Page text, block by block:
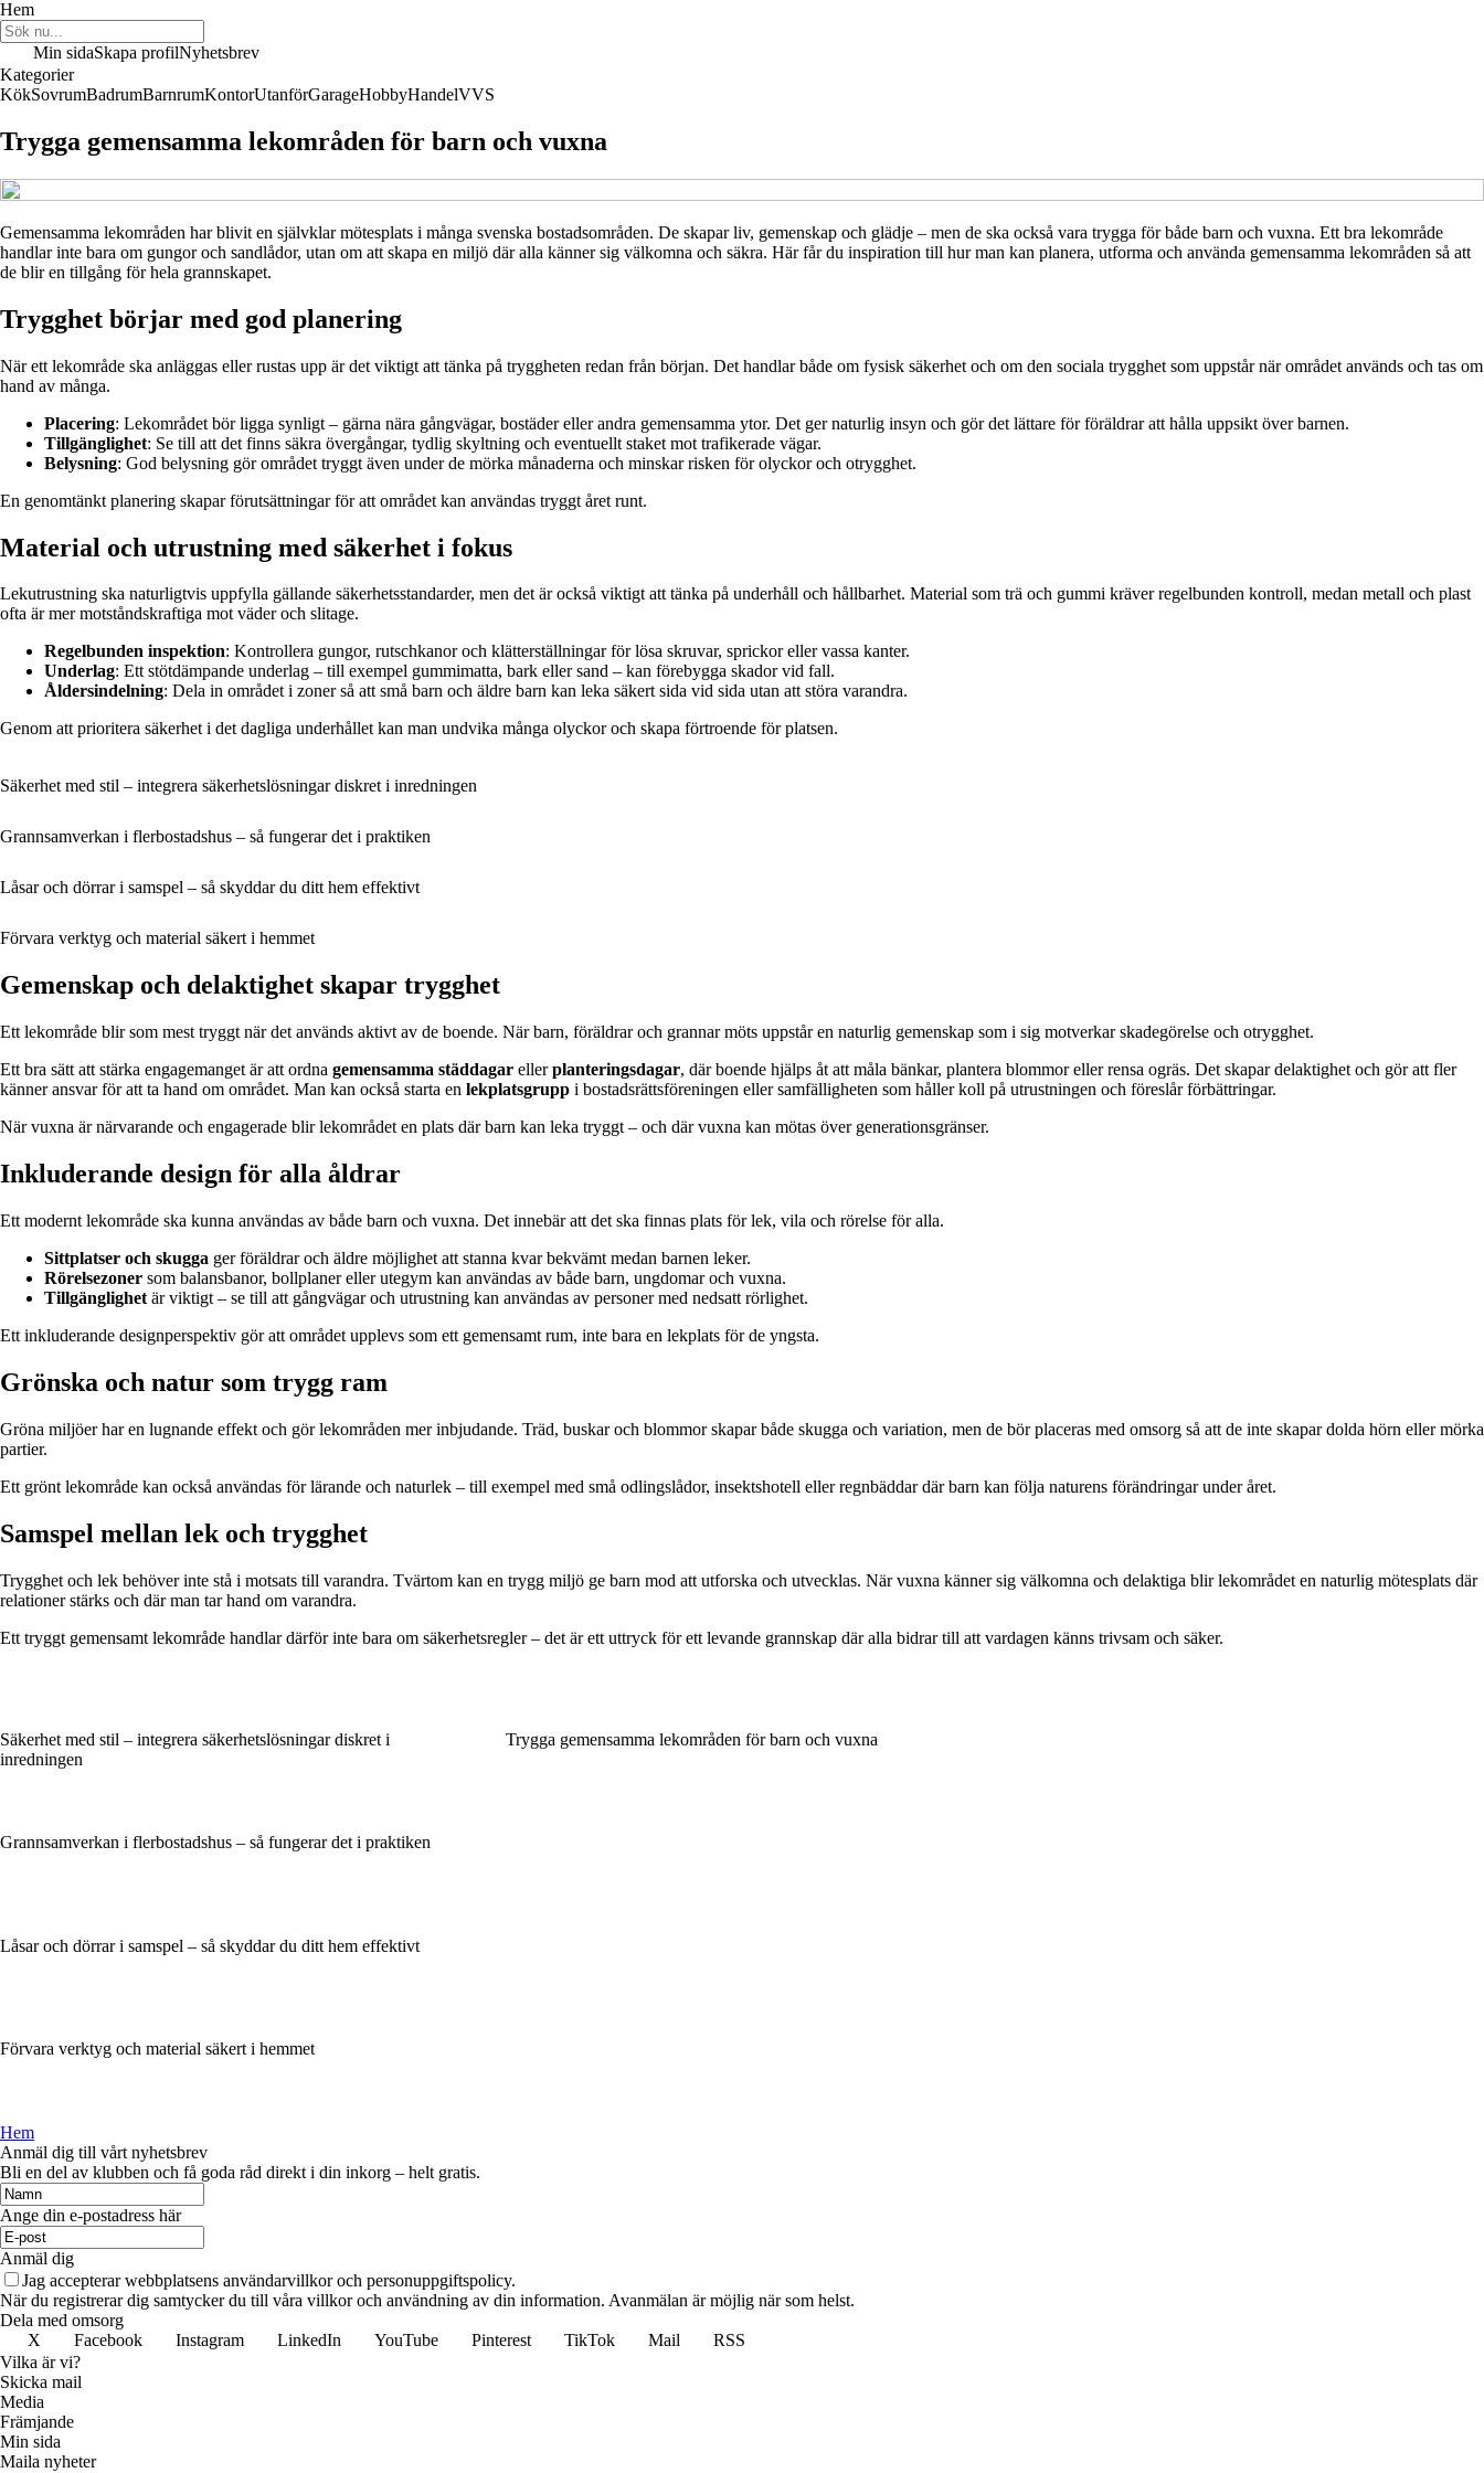
Hem
Min sidaSkapa profilNyhetsbrev
Kategorier
KökSovrumBadrumBarnrumKontorUtanförGarageHobbyHandelVVS
Trygga gemensamma lekområden för barn och vuxna
Gemensamma lekområden har blivit en självklar mötesplats i många svenska bostadsområden. De skapar liv, gemenskap och glädje – men de ska också vara trygga för både barn och vuxna. Ett bra lekområde
handlar inte bara om gungor och sandlådor, utan om att skapa en miljö där alla känner sig välkomna och säkra. Här får du inspiration till hur man kan planera, utforma och använda gemensamma lekområden så att
de blir en tillgång för hela grannskapet.
Trygghet börjar med god planering
När ett lekområde ska anläggas eller rustas upp är det viktigt att tänka på tryggheten redan från början. Det handlar både om fysisk säkerhet och om den sociala trygghet som uppstår när området används och tas om
hand av många.
Placering: Lekområdet bör ligga synligt – gärna nära gångvägar, bostäder eller andra gemensamma ytor. Det ger naturlig insyn och gör det lättare för föräldrar att hålla uppsikt över barnen.
Tillgänglighet: Se till att det finns säkra övergångar, tydlig skyltning och eventuellt staket mot trafikerade vägar.
Belysning: God belysning gör området tryggt även under de mörka månaderna och minskar risken för olyckor och otrygghet.
En genomtänkt planering skapar förutsättningar för att området kan användas tryggt året runt.
Material och utrustning med säkerhet i fokus
Lekutrustning ska naturligtvis uppfylla gällande säkerhetsstandarder, men det är också viktigt att tänka på underhåll och hållbarhet. Material som trä och gummi kräver regelbunden kontroll, medan metall och plast
ofta är mer motståndskraftiga mot väder och slitage.
Regelbunden inspektion: Kontrollera gungor, rutschkanor och klätterställningar för lösa skruvar, sprickor eller vassa kanter.
Underlag: Ett stötdämpande underlag – till exempel gummimatta, bark eller sand – kan förebygga skador vid fall.
Åldersindelning: Dela in området i zoner så att små barn och äldre barn kan leka säkert sida vid sida utan att störa varandra.
Genom att prioritera säkerhet i det dagliga underhållet kan man undvika många olyckor och skapa förtroende för platsen.
Säkerhet med stil – integrera säkerhetslösningar diskret i inredningen
Grannsamverkan i flerbostadshus – så fungerar det i praktiken
Låsar och dörrar i samspel – så skyddar du ditt hem effektivt
Förvara verktyg och material säkert i hemmet
Gemenskap och delaktighet skapar trygghet
Ett lekområde blir som mest tryggt när det används aktivt av de boende. När barn, föräldrar och grannar möts uppstår en naturlig gemenskap som i sig motverkar skadegörelse och otrygghet.
Ett bra sätt att stärka engagemanget är att ordna gemensamma städdagar ellerplanteringsdagar, där boende hjälps åt att måla bänkar, plantera blommor eller rensa ogräs. Det skapar delaktighet och gör att fler
känner ansvar för att ta hand om området. Man kan också starta en lekplatsgrupp i bostadsrättsföreningen eller samfälligheten som håller koll på utrustningen och föreslår förbättringar.
När vuxna är närvarande och engagerade blir lekområdet en plats där barn kan leka tryggt – och där vuxna kan mötas över generationsgränser.
Inkluderande design för alla åldrar
Ett modernt lekområde ska kunna användas av både barn och vuxna. Det innebär att det ska finnas plats för lek, vila och rörelse för alla.
Sittplatser och skugga ger föräldrar och äldre möjlighet att stanna kvar bekvämt medan barnen leker.
Rörelsezoner som balansbanor, bollplaner eller utegym kan användas av både barn, ungdomar och vuxna.
Tillgänglighet är viktigt – se till att gångvägar och utrustning kan användas av personer med nedsatt rörlighet.
Ett inkluderande designperspektiv gör att området upplevs som ett gemensamt rum, inte bara en lekplats för de yngsta.
Grönska och natur som trygg ram
Gröna miljöer har en lugnande effekt och gör lekområden mer inbjudande. Träd, buskar och blommor skapar både skugga och variation, men de bör placeras med omsorg så att de inte skapar dolda hörn eller mörka
partier.
Ett grönt lekområde kan också användas för lärande och naturlek – till exempel med små odlingslådor, insektshotell eller regnbäddar där barn kan följa naturens förändringar under året.
Samspel mellan lek och trygghet
Trygghet och lek behöver inte stå i motsats till varandra. Tvärtom kan en trygg miljö ge barn mod att utforska och utvecklas. När vuxna känner sig välkomna och delaktiga blir lekområdet en naturlig mötesplats där
relationer stärks och där man tar hand om varandra.
Ett tryggt gemensamt lekområde handlar därför inte bara om säkerhetsregler – det är ett uttryck för ett levande grannskap där alla bidrar till att vardagen känns trivsam och säker.
Säkerhet med stil – integrera säkerhetslösningar diskret i
inredningen
Grannsamverkan i flerbostadshus – så fungerar det i praktiken
Låsar och dörrar i samspel – så skyddar du ditt hem effektivt
Förvara verktyg och material säkert i hemmet
Trygga gemensamma lekområden för barn och vuxna
Hem
Anmäl dig till vårt nyhetsbrev
Bli en del av klubben och få goda råd direkt i din inkorg – helt gratis.
Ange din e-postadress här
Anmäl dig
Jag accepterar webbplatsens användarvillkor och personuppgiftspolicy.
När du registrerar dig samtycker du till våra villkor och användning av din information. Avanmälan är möjlig när som helst.
Dela med omsorg
X
Facebook Instagram LinkedIn YouTube Pinterest TikTok Mail
RSS
Vilka är vi?
Skicka mail
Media
Främjande
Min sida
Maila nyheter